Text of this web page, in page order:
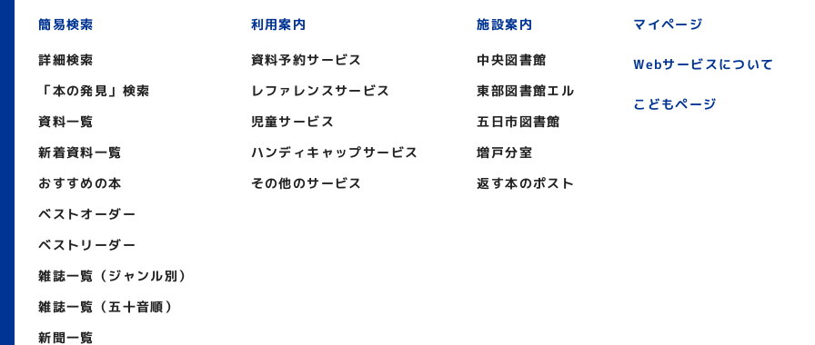
簡易検索
詳細検索
「本の発見」検索
資料一覧
新着資料一覧
おすすめの本
ベストオーダー
ベストリーダー
雑誌一覧（ジャンル別）
雑誌一覧（五十音順）
新聞一覧
利用案内
資料予約サービス
レファレンスサービス
児童サービス
ハンディキャップサービス
その他のサービス
施設案内
中央図書館
東部図書館エル
五日市図書館
増戸分室
返す本のポスト
マイページ
Webサービスについて
こどもページ